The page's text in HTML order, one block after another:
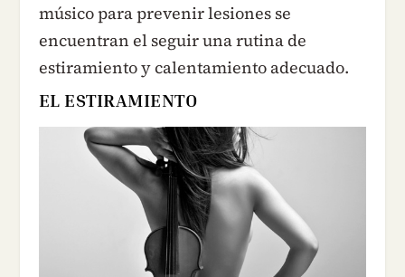
músico para prevenir lesiones se
encuentran el seguir una rutina de
estiramiento y calentamiento adecuado.
EL ESTIRAMIENTO